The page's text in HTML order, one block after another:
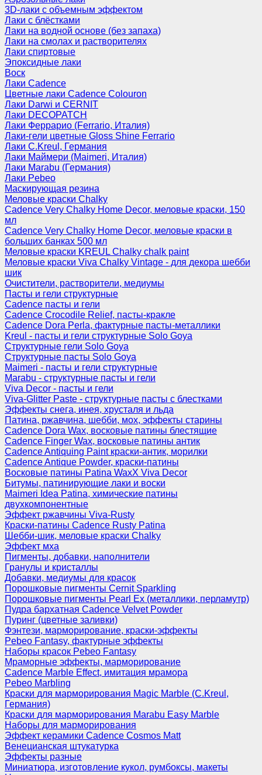
3D-лаки с объемным эффектом
Лаки с блёстками
Лаки на водной основе (без запаха)
Лаки на смолах и растворителях
Лаки спиртовые
Эпоксидные лаки
Воск
Лаки Cadence
Цветные лаки Cadence Colouron
Лаки Darwi и CERNIT
Лаки DECOPATCH
Лаки Феррарио (Ferrario, Италия)
Лаки-гели цветные Gloss Shine Ferrario
Лаки C.Kreul, Германия
Лаки Маймери (Maimeri, Италия)
Лаки Marabu (Германия)
Лаки Pebeo
Маскирующая резина
Меловые краски Chalky
Cadence Very Chalky Home Decor, меловые краски, 150
мл
Cadence Very Chalky Home Decor, меловые краски в
больших банках 500 мл
Меловые краски KREUL Chalky chalk paint
Меловые краски Viva Chalky Vintage - для декора шебби
шик
Очистители, растворители, медиумы
Пасты и гели структурные
Cadence пасты и гели
Cadence Crocodile Relief, пасты-кракле
Cadence Dora Perla, фактурные пасты-металлики
Kreul - пасты и гели структурные Solo Goya
Структурные гели Solo Goya
Структурные пасты Solo Goya
Maimeri - пасты и гели структурные
Marabu - структурные пасты и гели
Viva Decor - пасты и гели
Viva-Glitter Paste - структурные пасты с блестками
Эффекты снега, инея, хрусталя и льда
Патина, ржавчина, шебби, мох, эффекты старины
Cadence Dora Wax, восковые патины блестящие
Cadence Finger Wax, восковые патины антик
Сadence Antiquing Paint краски-антик, морилки
Cadence Antique Powder, краски-патины
Восковые патины Patina WaxX Viva Decor
Битумы, патинирующие лаки и воски
Maimeri Idea Patina, химические патины
двухкомпонентные
Эффект ржавчины Viva-Rusty
Краски-патины Cadence Rusty Patina
Шебби-шик, меловые краски Chalky
Эффект мха
Пигменты, добавки, наполнители
Гранулы и кристаллы
Добавки, медиумы для красок
Порошковые пигменты Cernit Sparkling
Порошковые пигменты Pearl Ex (металлики, перламутр)
Пудра бархатная Cadence Velvet Powder
Пуринг (цветные заливки)
Фэнтези, марморирование, краски-эффекты
Pebeo Fantasy, фактурные эффекты
Наборы красок Pebeo Fantasy
Мраморные эффекты, марморирование
Cadence Marble Effect, имитация мрамора
Pebeo Marbling
Краски для марморирования Magic Marble (C.Kreul,
Германия)
Краски для марморирования Marabu Easy Marble
Наборы для марморирования
Эффект керамики Cadence Cosmos Matt
Венецианская штукатурка
Эффекты разные
Миниатюра, изготовление кукол, румбоксы, макеты